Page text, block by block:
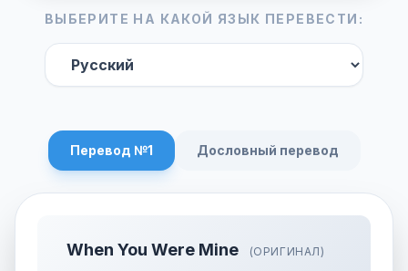
ВЫБЕРИТЕ НА КАКОЙ ЯЗЫК ПЕРЕВЕСТИ:
Перевод №1 Дословный перевод
When You Were Mine (ОРИГИНАЛ)